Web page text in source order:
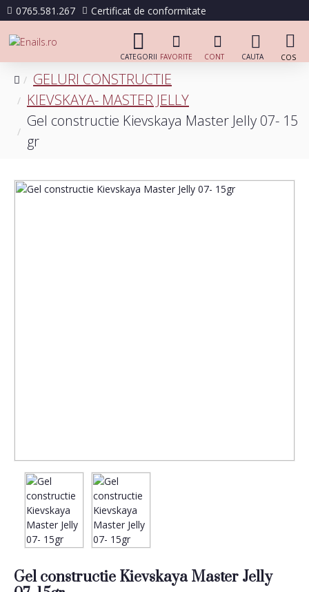
0765.581.267 Certificat de conformitate
GELURI CONSTRUCTIE
KIEVSKAYA- MASTER JELLY
Gel constructie Kievskaya Master Jelly 07- 15
gr
Gel constructie Kievskaya Master Jelly